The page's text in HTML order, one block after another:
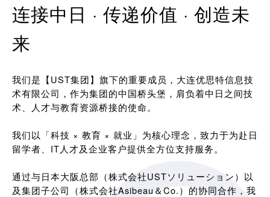
连接中日 · 传递价值 · 创造未
来
我们是【UST集团】旗下的重要成员，大连优思特信息技
术有限公司，作为集团的中国桥头堡，肩负着中日之间技
术、人才与教育资源桥接的使命。
我们以「科技 × 教育 × 就业」为核心理念，致力于为赴日
留学者、IT人才及企业客户提供全方位支持服务。
通过与日本大阪总部（株式会社USTソリューション）以
及集团子公司（株式会社Asibeau＆Co.）的协同合作，我